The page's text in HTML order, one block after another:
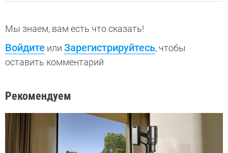
Мы знаем, вам есть что сказать!
Войдите или Зарегистрируйтесь, чтобы
оставить комментарий
Рекомендуем